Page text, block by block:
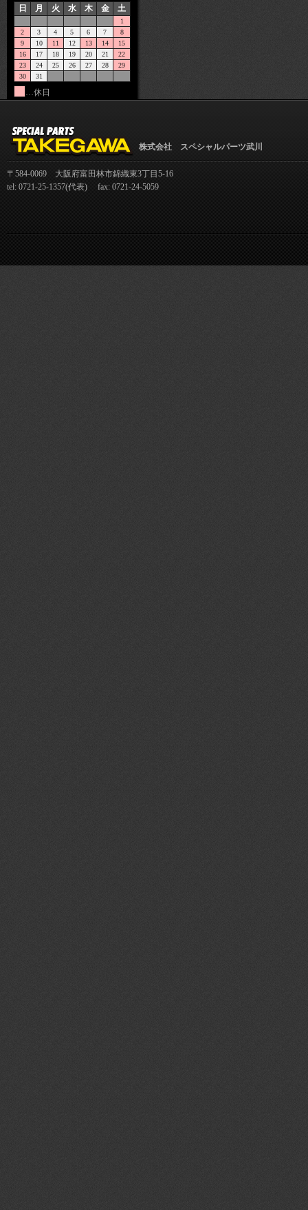
日
月 火 水 木 金 土
1
2
3 4 5 6 7
8
9
10 11 12 13 14
15
16
17 18 19 20 21
22
23
24 25 26 27 28
29
30
31
…休日
株式会社 スペシャルパーツ武川
〒584-0069 大阪府富田林市錦織東3丁目5-16
tel: 0721-25-1357(代表) fax: 0721-24-5059